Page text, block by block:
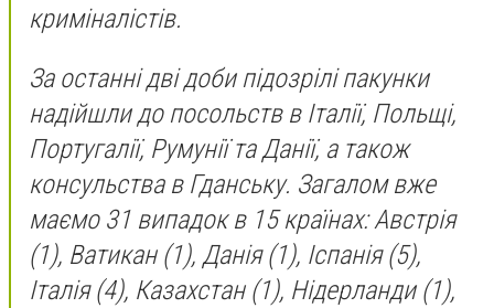
криміналістів.
За останні дві доби підозрілі пакунки
надійшли до посольств в Італії, Польщі,
Португалії, Румунії та Данії, а також
консульства в Гданську. Загалом вже
маємо 31 випадок в 15 країнах: Австрія
(1), Ватикан (1), Данія (1), Іспанія (5),
Італія (4), Казахстан (1), Нідерланди (1),